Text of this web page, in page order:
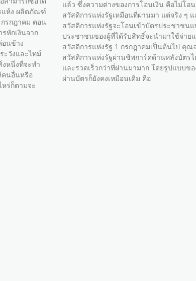
แห้ง ผลิตภัณฑ์
รกฎาคม ตอน
หักเงินจาก
อนข้าง
ะวังและไทม์
หนึ่งที่จะทำ
คนอื่นหรือ
หร่ก็ตามจะ
แล้ว ซึ่งความต่างของการโอนเงิน คือไม่โอ
สวัสดิการแห่งรัฐเหมือนที่ผ่านมา แต่จริง ๆ แ
สวัสดิการแห่งรัฐจะโอนเข้าบัตรประชาชน
ประชาชนของผู้ที่ได้รับสิทธิ์จะนำมาใช้จ่าย
สวัสดิการแห่งรัฐ 1 กรกฎาคมเป็นต้นไป คุณ
สวัสดิการแห่งรัฐผ่านชิพการ์ดด้านหลังบัตรไ
และรวดเร็วกว่าที่ผ่านมามาก โดยรูปแบบขอ
ผ่านบัตรก็ยังคงเหมือนเดิม คือ